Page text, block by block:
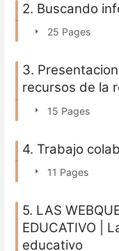
2. Buscando
25 Pages
3.
recursos de la
15 Pages
4. Trabajo
11 Pages
5. LAS
EDUCATIVO |
educativo